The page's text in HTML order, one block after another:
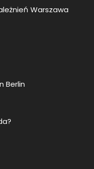
Warszawa
Berlin